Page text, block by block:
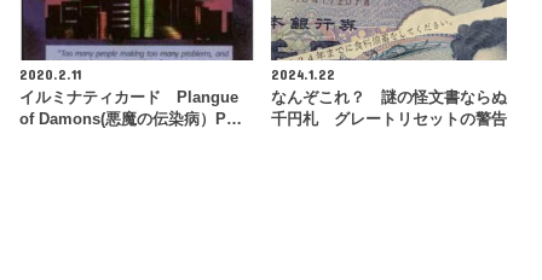
2020.2.11
イルミナティカード Plangue
of Damons(悪魔の伝染病）P…
2024.1.22
なんぞこれ？ 謎の怪文書ならぬ
千円札 グレートリセットの警告